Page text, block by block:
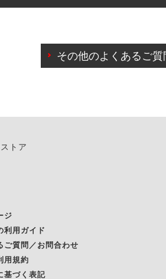
によりご予約のキャンセルをご希望
その他のよくあるご質
トア
ジ
利用ガイド
ご質問／お問合わせ
用規約
基づく表記